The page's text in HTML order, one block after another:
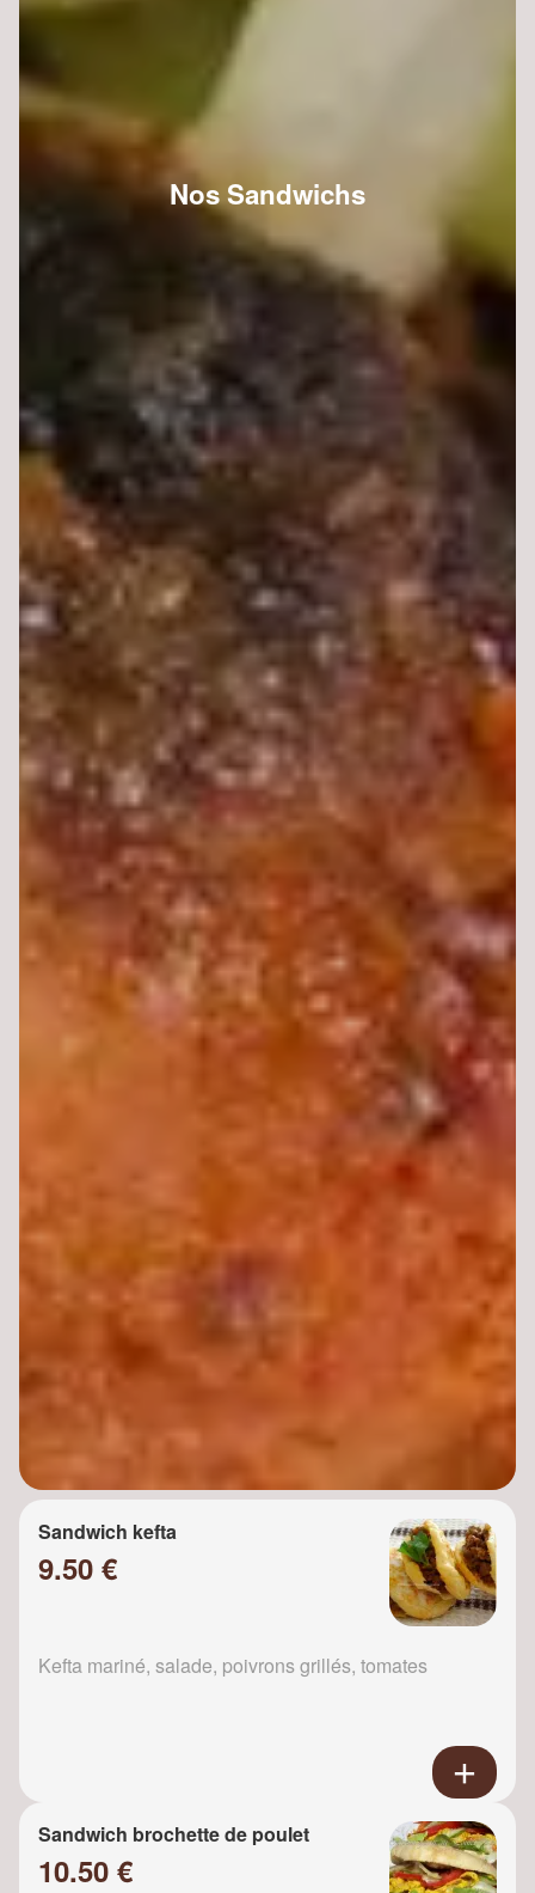
Nos Sandwichs
Sandwich kefta
9.50 €
Kefta mariné, salade, poivrons grillés, tomates
Sandwich brochette de poulet
10.50 €